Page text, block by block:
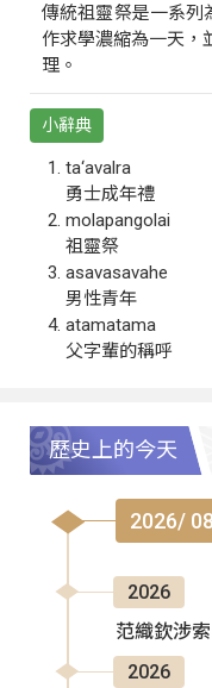
傳統祖靈祭是一系列
作求學濃縮為一天，
理。
小辭典
ta‘avalra
勇士成年禮
molapangolai
祖靈祭
asavasavahe
男性青年
atamatama
父字輩的稱呼
歷史上的今天
2026/
2026
范織欽涉
2026